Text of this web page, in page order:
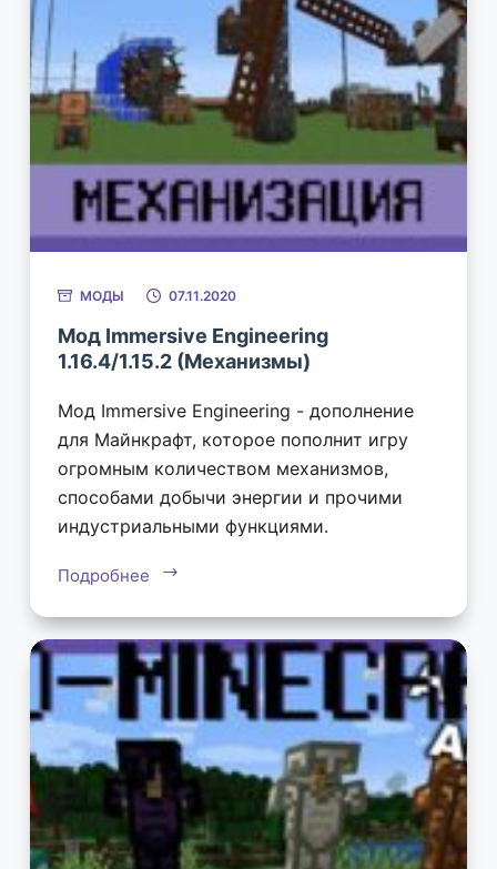
МОДЫ 07.11.2020
Мод Immersive Engineering
1.16.4/1.15.2 (Механизмы)
Мод Immersive Engineering - дополнение
для Майнкрафт, которое пополнит игру
огромным количеством механизмов,
способами добычи энергии и прочими
индустриальными функциями.
Подробнее